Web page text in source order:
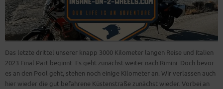
Das letzte drittel unserer knapp 3000 Kilometer langen Reise und Italien
2023 Final Part beginnt. Es geht zunächst weiter nach Rimini. Doch bevor
es an den Pool geht, stehen noch einige Kilometer an. Wir verlassen auch
hier wieder die gut befahrene Küstenstraße zunächst wieder. Vorbei an